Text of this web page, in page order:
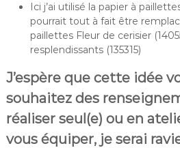
Ici j’ai utilisé la papier à
pourrait tout à fait être
paillettes Fleur de cerisier
resplendissants (135315)
J’espère que cette idée
souhaitez des
réaliser seul(e) ou en
vous équiper, je serai